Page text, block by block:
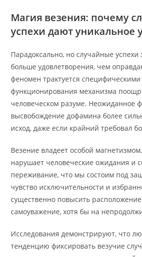
Магия везения: почему
успехи дают уникальное
Парадоксально, но случайные успехи
больше удовлетворения, чем
феномен трактуется
функционирования механизма
человеческом разуме. Неожиданное
высвобождение дофамина более
исход, даже если крайний требовал
Везение владеет особой
нарушает человеческие ожидания и
переживание, что мы состоим под
чувство исключительности и
существенно повысить расположение
самоуважение, хотя бы на
Исследования демонстрируют, что
тенденцию фиксировать везучие